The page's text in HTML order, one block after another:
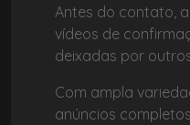
Antes do contato,
vídeos de
deixadas por
Com ampla
anúncios